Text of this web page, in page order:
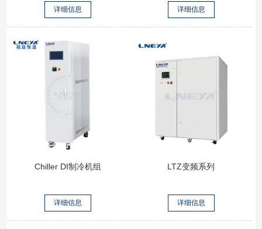
详细信息 详细信息
Chiller DI制冷机组
详细信息
LTZ变频系列
详细信息